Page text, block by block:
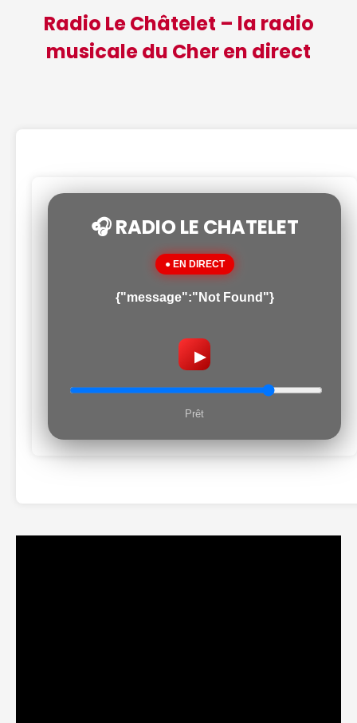
Radio Le Châtelet – la radio
musicale du Cher en direct
🎧 RADIO LE CHATELET
● EN DIRECT
{"message":"Not Found"}
▶
Prêt